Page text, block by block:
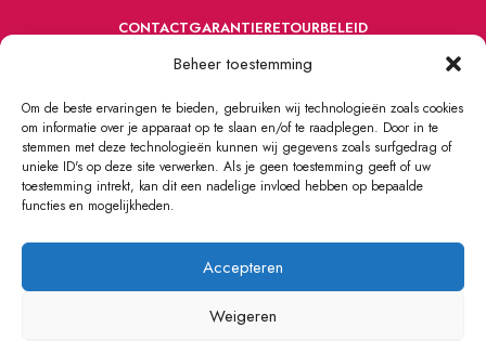
Beheer toestemming
Om de beste ervaringen te bieden, gebruiken wij technologieën zoals cookies
om informatie over je apparaat op te slaan en/of te raadplegen. Door in te
stemmen met deze technologieën kunnen wij gegevens zoals surfgedrag of
unieke ID's op deze site verwerken. Als je geen toestemming geeft of uw
toestemming intrekt, kan dit een nadelige invloed hebben op bepaalde
functies en mogelijkheden.
Accepteren
Weigeren
CONTACTGARANTIERETOURBELEID
VOORDEFUN.NL 2022 Powered by Handelsonderneming MELS.